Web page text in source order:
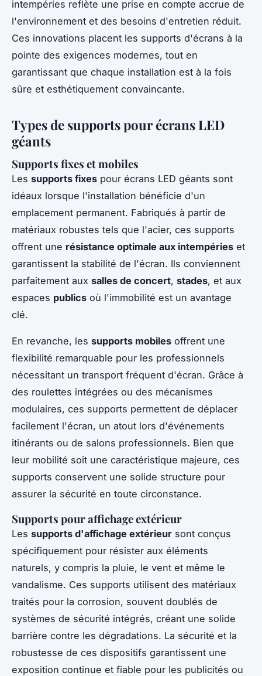
intempéries reflète une prise en compte accrue de
l'environnement et des besoins d'entretien réduit.
Ces innovations placent les supports d'écrans à la
pointe des exigences modernes, tout en
garantissant que chaque installation est à la fois
sûre et esthétiquement convaincante.
Types de supports pour écrans LED
géants
Supports fixes et mobiles
Les supports fixes pour écrans LED géants sont
idéaux lorsque l'installation bénéficie d'un
emplacement permanent. Fabriqués à partir de
matériaux robustes tels que l'acier, ces supports
offrent une résistance optimale aux intempéries et
garantissent la stabilité de l'écran. Ils conviennent
parfaitement aux salles de concert, stades, et aux
espaces publics où l'immobilité est un avantage
clé.
En revanche, les supports mobiles offrent une
flexibilité remarquable pour les professionnels
nécessitant un transport fréquent d'écran. Grâce à
des roulettes intégrées ou des mécanismes
modulaires, ces supports permettent de déplacer
facilement l'écran, un atout lors d'événements
itinérants ou de salons professionnels. Bien que
leur mobilité soit une caractéristique majeure, ces
supports conservent une solide structure pour
assurer la sécurité en toute circonstance.
Supports pour affichage extérieur
Les supports d'affichage extérieur sont conçus
spécifiquement pour résister aux éléments
naturels, y compris la pluie, le vent et même le
vandalisme. Ces supports utilisent des matériaux
traités pour la corrosion, souvent doublés de
systèmes de sécurité intégrés, créant une solide
barrière contre les dégradations. La sécurité et la
robustesse de ces dispositifs garantissent une
exposition continue et fiable pour les publicités ou